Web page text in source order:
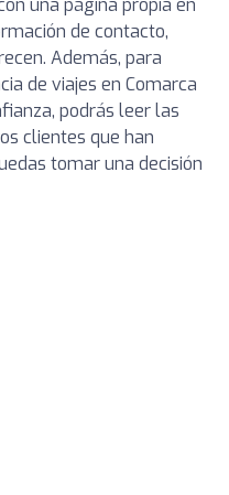
una página propia en
de contacto,
Además, para
de viajes en Comarca
podrás leer las
clientes que han
tomar una decisión